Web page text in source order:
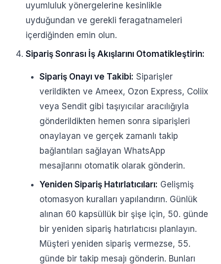
uyumluluk yönergelerine kesinlikle
uyduğundan ve gerekli feragatnameleri
içerdiğinden emin olun.
Sipariş Sonrası İş Akışlarını Otomatikleştirin:
Sipariş Onayı ve Takibi: Siparişler
verildikten ve Ameex, Ozon Express, Coliix
veya Sendit gibi taşıyıcılar aracılığıyla
gönderildikten hemen sonra siparişleri
onaylayan ve gerçek zamanlı takip
bağlantıları sağlayan WhatsApp
mesajlarını otomatik olarak gönderin.
Yeniden Sipariş Hatırlatıcıları: Gelişmiş
otomasyon kuralları yapılandırın. Günlük
alınan 60 kapsüllük bir şişe için, 50. günde
bir yeniden sipariş hatırlatıcısı planlayın.
Müşteri yeniden sipariş vermezse, 55.
günde bir takip mesajı gönderin. Bunları